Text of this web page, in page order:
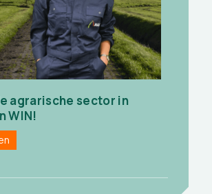
agrarische sector in
WIN!